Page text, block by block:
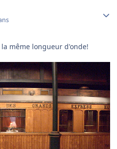
même longueur d'onde!